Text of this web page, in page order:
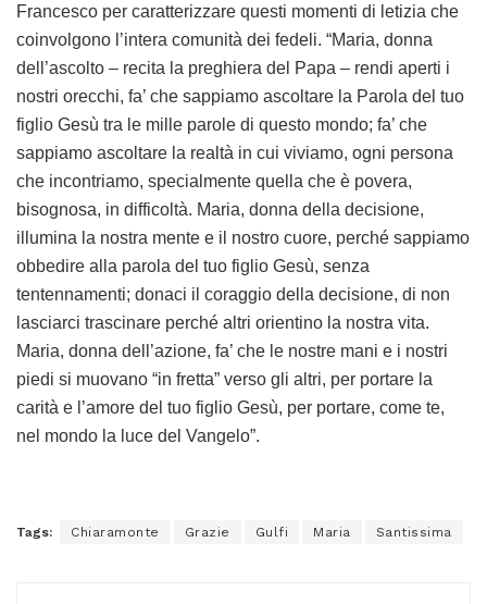
Francesco per caratterizzare questi momenti di letizia che
coinvolgono l’intera comunità dei fedeli. “Maria, donna
dell’ascolto – recita la preghiera del Papa – rendi aperti i
nostri orecchi, fa’ che sappiamo ascoltare la Parola del tuo
figlio Gesù tra le mille parole di questo mondo; fa’ che
sappiamo ascoltare la realtà in cui viviamo, ogni persona
che incontriamo, specialmente quella che è povera,
bisognosa, in difficoltà. Maria, donna della decisione,
illumina la nostra mente e il nostro cuore, perché sappiamo
obbedire alla parola del tuo figlio Gesù, senza
tentennamenti; donaci il coraggio della decisione, di non
lasciarci trascinare perché altri orientino la nostra vita.
Maria, donna dell’azione, fa’ che le nostre mani e i nostri
piedi si muovano “in fretta” verso gli altri, per portare la
carità e l’amore del tuo figlio Gesù, per portare, come te,
nel mondo la luce del Vangelo”.
Tags: Chiaramonte Grazie Gulfi Maria Santissima